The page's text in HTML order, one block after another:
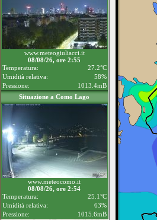
www.meteogiuliacci.it
08/08/26, ore 2:55
Temperatura:
27.2°C
Umidità relativa:
58%
Pressione:
1013.4mB
Situazione a Como Lago
www.meteocomo.it
08/08/26, ore 2:54
Temperatura:
25.1°C
Umidità relativa:
63%
Pressione:
1015.6mB